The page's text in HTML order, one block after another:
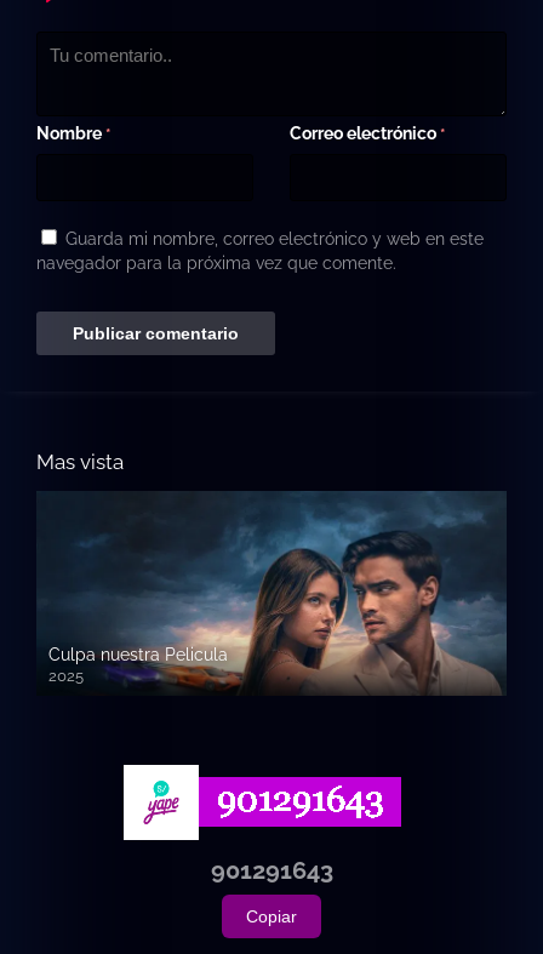
Nombre * Correo electrónico *
Guarda mi nombre, correo electrónico y web en este
navegador para la próxima vez que comente.
Mas vista
Culpa nuestra Pelicula
2025
720p HD
901291643
Copiar